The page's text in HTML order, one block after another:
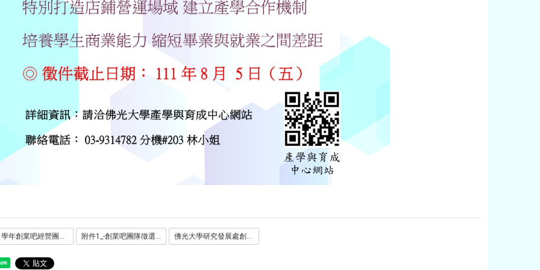
111學年創業吧經營團隊徵選說明.pdf 附件1_-創業吧團隊徵選提案計畫書.docx 佛光大學研究發展處創新創業實習場域管理要點.pdf